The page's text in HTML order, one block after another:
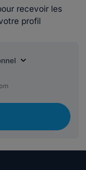
recevoir les
profil